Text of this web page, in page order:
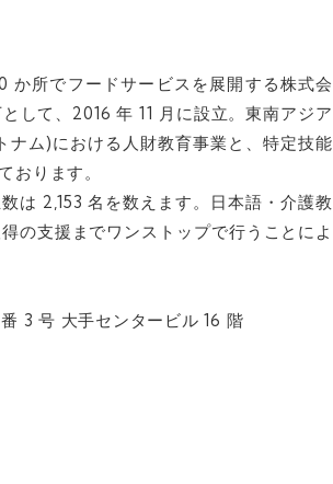
か所でフードサービスを展開する株式会
して、2016 年 11 月に設立。東南アジア
ム)における人財教育事業と、特定技能
おります。
は 2,153 名を数えます。日本語・介護教
の支援までワンストップで行うことによ
3 号 大手センタービル 16 階